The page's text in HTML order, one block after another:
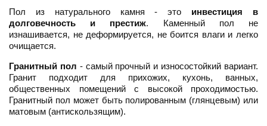
Пол из натурального камня - это инвестиция в
долговечность и престиж. Каменный пол не
изнашивается, не деформируется, не боится влаги и легко
очищается.
Гранитный пол - самый прочный и износостойкий вариант.
Гранит подходит для прихожих, кухонь, ванных,
общественных помещений с высокой проходимостью.
Гранитный пол может быть полированным (глянцевым) или
матовым (антискользящим).